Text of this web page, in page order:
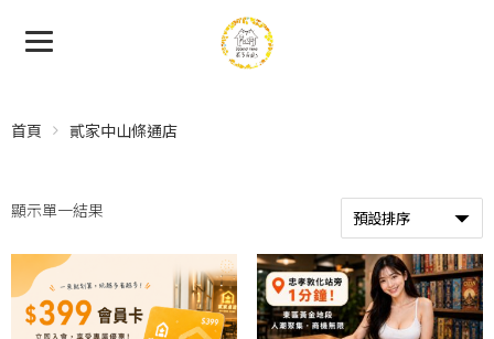
首頁 貳家中山條通店
顯示單一結果